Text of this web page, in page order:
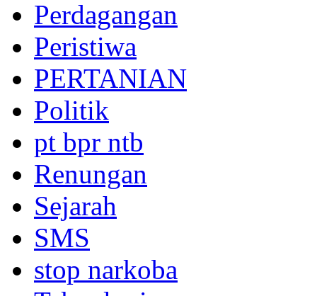
Perdagangan
Peristiwa
PERTANIAN
Politik
pt bpr ntb
Renungan
Sejarah
SMS
stop narkoba